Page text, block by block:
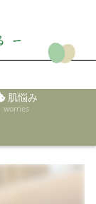
肌悩み
worries